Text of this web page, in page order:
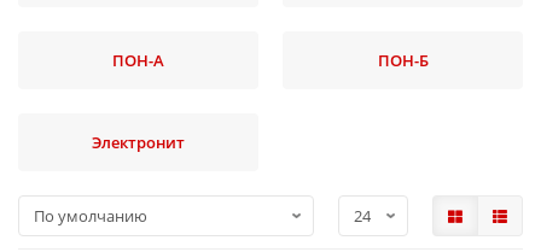
ПОН-А ПОН-Б
Электронит